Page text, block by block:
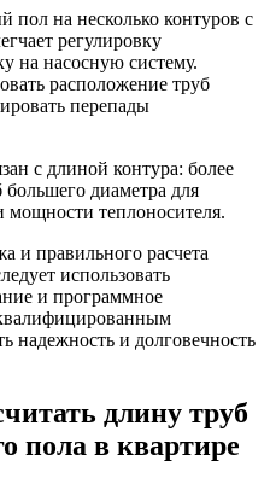
пол на несколько контуров с
регулировку
на насосную систему.
расположение труб
перепады
с длиной контура: более
диаметра для
теплоносителя.
и правильного расчета
использовать
и программное
надежность и долговечность
длину труб
пола в квартире